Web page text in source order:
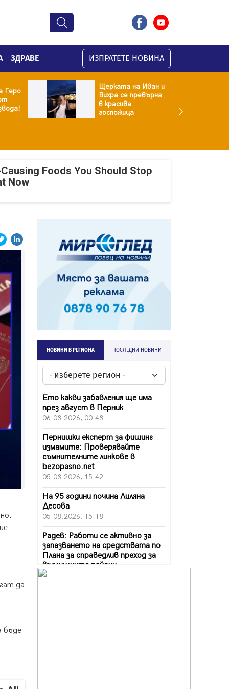
ЗДРАВЕ ИЗПРАТЕТЕ НОВИНА
Геро
Щерката на Иван и
Вихра се превърна
в красива
госпожица
Foods You Should Stop
Now
да
бъде
НОВИНИ В РЕГИОНА ПОСЛЕДНИ НОВИНИ
Ето какви забавления ще има
през август в Перник
06.08.2026, 00:48
Пернишки експерт за фишинг
измамите: Проверявайте
съмнителните линкове в
bezopasno.net
05.08.2026, 15:42
На 95 години почина Лиляна
Десова
05.08.2026, 15:18
Радев: Работи се активно за
запазването на средствата по
Плана за справедлив преход за
въглищните райони
05.08.2026, 14:57